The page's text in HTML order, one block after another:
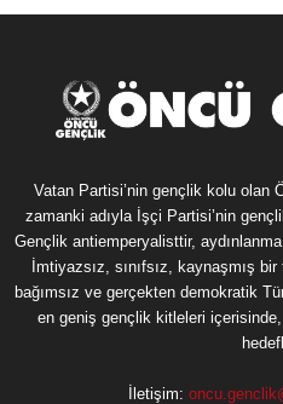
Vatan Partisi’nin gençlik kolu olan
zamanki adıyla İşçi Partisi’nin
Gençlik antiemperyalisttir,
İmtiyazsız, sınıfsız, kaynaşmış
bağımsız ve gerçekten demokratik
en geniş gençlik kitleleri
İletişim: